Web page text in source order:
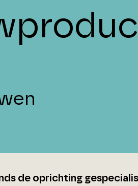
de oprichting